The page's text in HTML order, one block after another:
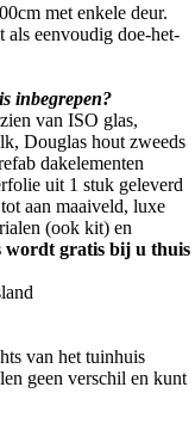
met enkele deur.
eenvoudig doe-het-
inbegrepen?
van ISO glas,
Douglas hout zweeds
dakelementen
uit 1 stuk geleverd
aan maaiveld, luxe
(ook kit) en
wordt gratis bij u thuis
van het tuinhuis
geen verschil en kunt